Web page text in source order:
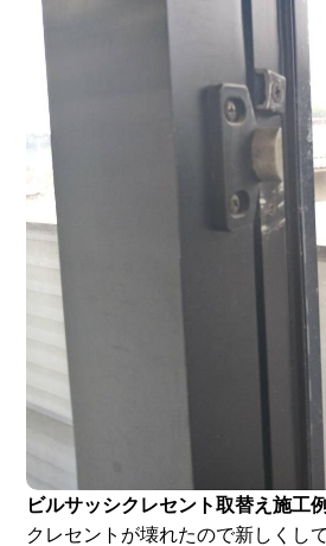
ビルサッシクレセント取替え施工例
クレセントが壊れたので新しくし